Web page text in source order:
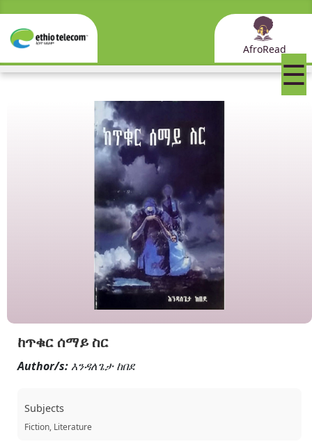
AfroRead
☰
ከጥቁር ሰማይ ስር
Author/s:እንዳለጌታ ከበደ
Subjects
Fiction, Literature